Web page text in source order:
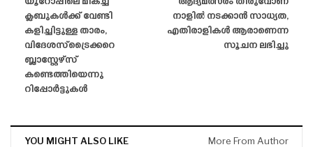
ക്ലബുകൾക്ക് വേണ്ടി
കളിച്ചിട്ടുള്ള താരം,
വിദേശസ്‌ട്രൈക്കറെ
ബ്ലാസ്റ്റേഴ്‌സ്
കണ്ടെത്തിയെന്നു
റിപ്പോർട്ടുകൾ
നാളിൽ നടക്കാൻ സാധ്യത,
എതിരാളികൾ ആരാണെന്ന
സൂചന ലഭിച്ചു
YOU MIGHT ALSO LIKE More From Author